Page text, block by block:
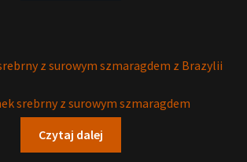
srebrny z surowym szmaragdem
Czytaj dalej